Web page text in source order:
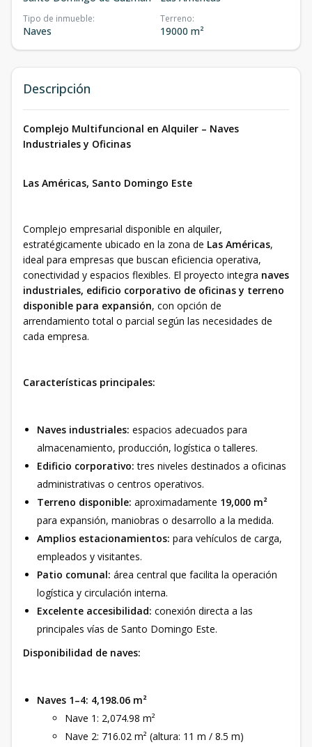
Tipo de inmueble:
Naves
Terreno:
19000 m²
Descripción
Complejo Multifuncional en Alquiler – Naves
Industriales y Oficinas
Las Américas, Santo Domingo Este
Complejo empresarial disponible en alquiler,
estratégicamente ubicado en la zona de Las Américas,
ideal para empresas que buscan eficiencia operativa,
conectividad y espacios flexibles. El proyecto integra naves
industriales, edificio corporativo de oficinas y terreno
disponible para expansión, con opción de
arrendamiento total o parcial según las necesidades de
cada empresa.
Características principales:
Naves industriales: espacios adecuados para
almacenamiento, producción, logística o talleres.
Edificio corporativo: tres niveles destinados a oficinas
administrativas o centros operativos.
Terreno disponible: aproximadamente 19,000 m²
para expansión, maniobras o desarrollo a la medida.
Amplios estacionamientos: para vehículos de carga,
empleados y visitantes.
Patio comunal: área central que facilita la operación
logística y circulación interna.
Excelente accesibilidad: conexión directa a las
principales vías de Santo Domingo Este.
Disponibilidad de naves:
Naves 1–4: 4,198.06 m²
Nave 1: 2,074.98 m²
Nave 2: 716.02 m² (altura: 11 m / 8.5 m)